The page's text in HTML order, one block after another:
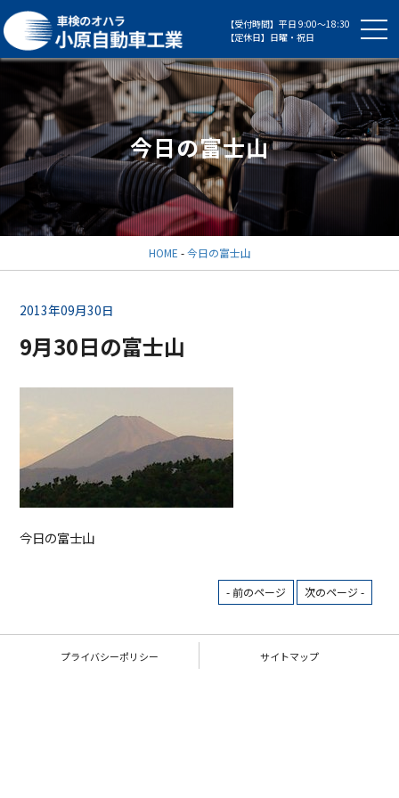
【受付時間】平日 9:00～18:30
【定休日】日曜・祝日
今日の富士山
HOME -今日の富士山
2013年09月30日
9月30日の富士山
今日の富士山
- 前のページ 次のページ -
プライバシーポリシー サイトマップ